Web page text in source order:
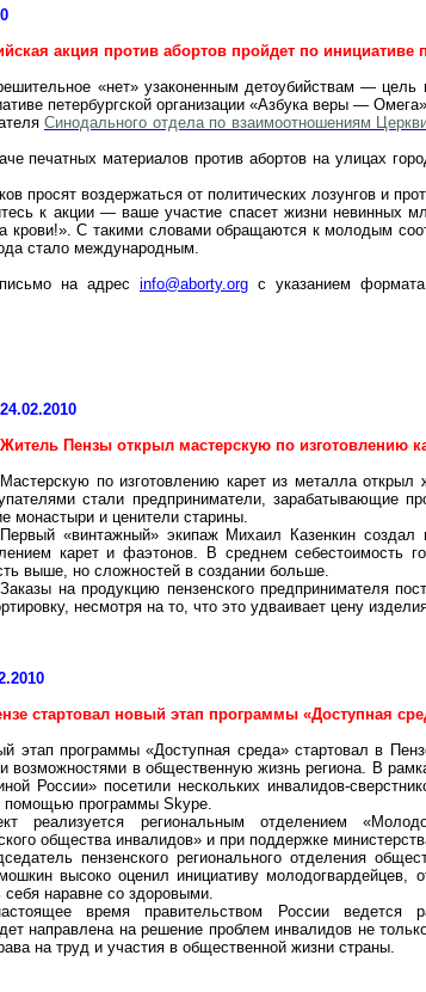
акция против абортов пройдет по инициативе
«нет» узаконенным детоубийствам —
петербургской организации «Азбука веры —
Синодального отдела по взаимоотношениям
печатных материалов против абортов на улицах
просят воздержаться от политических лозунгов и
к акции — ваше участие спасет жизни невинных
С такими словами обращаются к молодым
стало международным.
письмо на адресinfo@aborty.org с указанием
24.02.2010
Житель Пензы открыл мастерскую по изготовлению
Мастерскую по изготовлению карет из металла
стали предприниматели, зарабатывающие
монастыри и ценители старины.
Первый «винтажный» экипаж Михаил Казенкин создал
карет и фаэтонов. В среднем себестоимость
выше, но сложностей в создании больше.
Заказы на продукцию пензенского предпринимателя
несмотря на то, что это удваивает цену
стартовал новый этап программы «Доступная
этап программы «Доступная среда» стартовал в
возможностями в общественную жизнь региона. В
России» посетили нескольких инвалидов-
помощью программы Skype.
реализуется региональным отделением
общества инвалидов» и при поддержке
пензенского регионального отделения
высоко оценил инициативу
себя наравне со здоровыми.
время правительством России ведется
направлена на решение проблем инвалидов не
на труд и участия в общественной жизни страны.